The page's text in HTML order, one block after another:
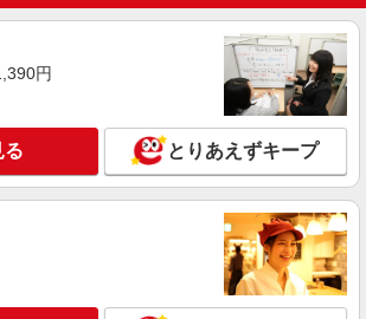
詳細を見る
宗像市＞小さなデイサービスSTAFF募集≪
週3勤務≫≪夕方退社≫
時給1450円〜2062円 ＜日払い有/週払い有/交
宗像市内≪最寄り駅：赤間駅≫
詳細を見る
円
る とりあえずキープ